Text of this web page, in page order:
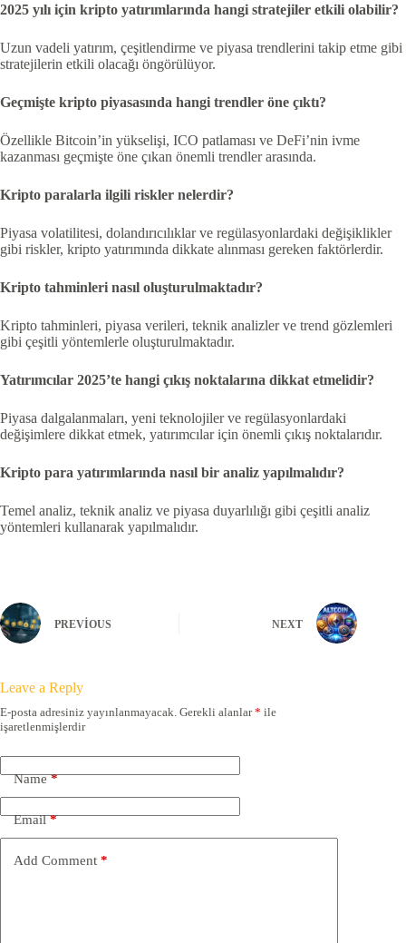
2025 yılı için kripto yatırımlarında hangi stratejiler etkili olabilir?
Uzun vadeli yatırım, çeşitlendirme ve piyasa trendlerini takip etme gibi
stratejilerin etkili olacağı öngörülüyor.
Geçmişte kripto piyasasında hangi trendler öne çıktı?
Özellikle Bitcoin’in yükselişi, ICO patlaması ve DeFi’nin ivme
kazanması geçmişte öne çıkan önemli trendler arasında.
Kripto paralarla ilgili riskler nelerdir?
Piyasa volatilitesi, dolandırıcılıklar ve regülasyonlardaki değişiklikler
gibi riskler, kripto yatırımında dikkate alınması gereken faktörlerdir.
Kripto tahminleri nasıl oluşturulmaktadır?
Kripto tahminleri, piyasa verileri, teknik analizler ve trend gözlemleri
gibi çeşitli yöntemlerle oluşturulmaktadır.
Yatırımcılar 2025’te hangi çıkış noktalarına dikkat etmelidir?
Piyasa dalgalanmaları, yeni teknolojiler ve regülasyonlardaki
değişimlere dikkat etmek, yatırımcılar için önemli çıkış noktalarıdır.
Kripto para yatırımlarında nasıl bir analiz yapılmalıdır?
Temel analiz, teknik analiz ve piyasa duyarlılığı gibi çeşitli analiz
yöntemleri kullanarak yapılmalıdır.
PREVIOUS NEXT
Leave a Reply
E-posta adresiniz yayınlanmayacak. Gerekli alanlar* ile
işaretlenmişlerdir
Name*
Email*
Add Comment *